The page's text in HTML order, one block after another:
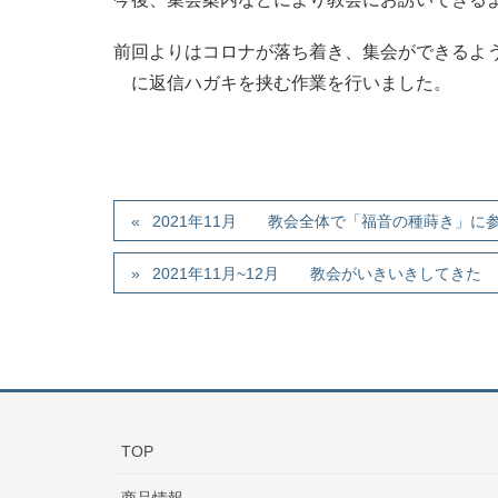
前回よりはコロナが落ち着き、集会ができる
に返信ハガキを挟む作業を行いました。
2021年11月 教会全体で「福音の種蒔き」に
2021年11月~12月 教会がいきいきしてきた
TOP